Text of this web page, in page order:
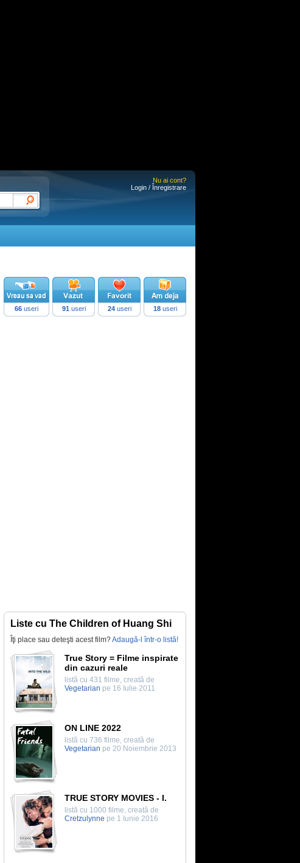
Nu ai cont?
Login / Înregistrare
66 useri 91 useri 24useri 18useri
Liste cu The Children of Huang Shi
Îţi place sau deteşti acest film?Adaugă-l într-o listă!
True Story = Filme inspirate
din cazuri reale
listă cu 431 filme, creată de
Vegetarian pe 16 Iulie 2011
ON LINE 2022
listă cu 736 filme, creată de
Vegetarian pe 20 Noiembrie 2013
TRUE STORY MOVIES - I.
listă cu 1000 filme, creată de
Cretzulynne pe 1 Iunie 2016